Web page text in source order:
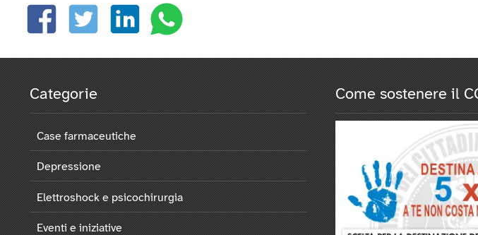
Categorie
Case farmaceutiche
Depressione
Elettroshock e psicochirurgia
Eventi e iniziative
Come sostenere il